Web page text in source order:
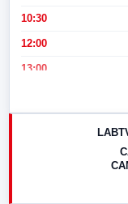
10:30
12:00
13:00
17:00